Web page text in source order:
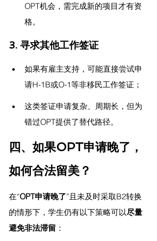
OPT机会，需完成新的项目才有资
格。
3. 寻求其他工作签证
如果有雇主支持，可能直接尝试申
请H-1B或O-1等非移民工作签证；
这类签证申请复杂、周期长，但为
错过OPT提供了替代路径。
四、如果OPT申请晚了，
如何合法留美？
在“OPT申请晚了”且未及时采取B2转换
的情形下，学生仍有以下策略可以尽量
避免非法滞留 ：